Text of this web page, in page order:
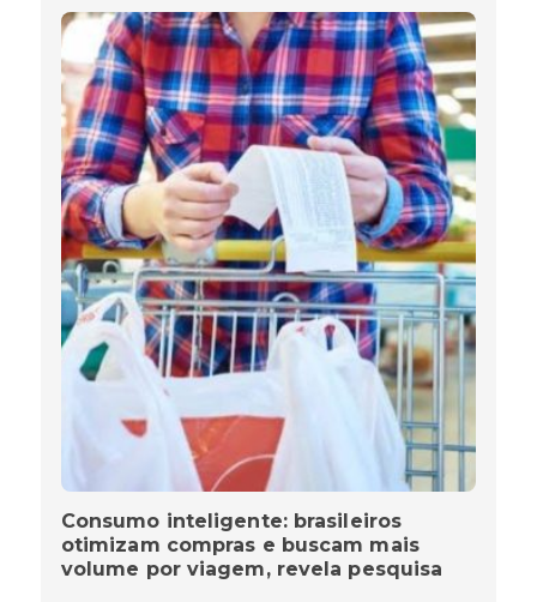
Consumo inteligente: brasileiros
otimizam compras e buscam mais
volume por viagem, revela pesquisa